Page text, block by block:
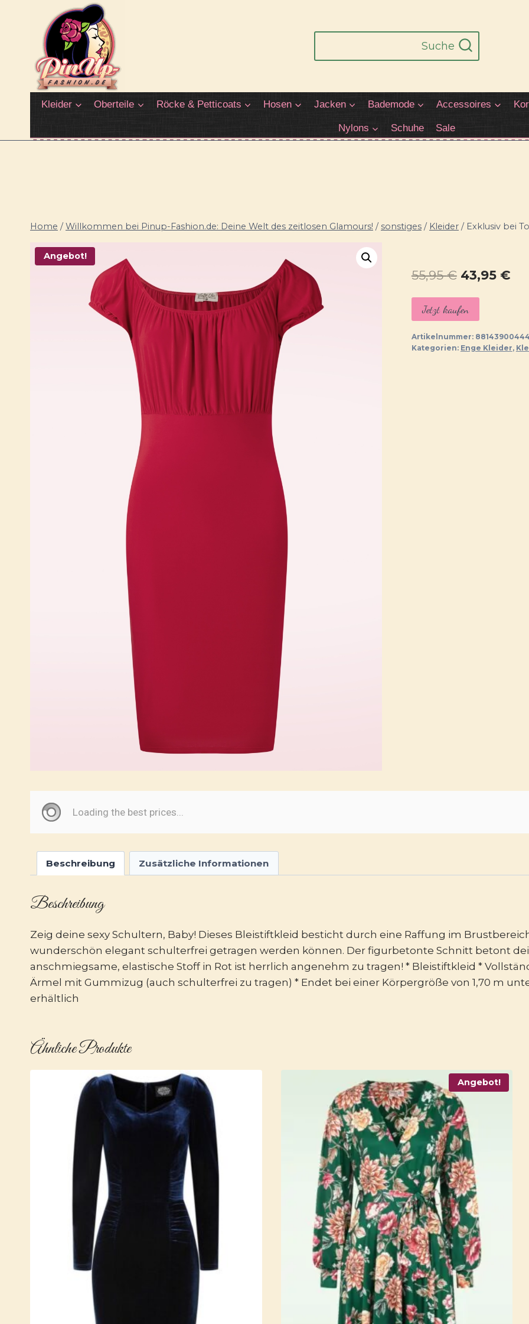
springen
Suche
Kleider Oberteile Röcke & Petticoats Hosen Jacken Bademode Accessoires
Nylons Schuhe Sale
Home / Willkommen bei Pinup-Fashion.de: Deine Welt des zeitlosen Glamours! / sonstiges / Kleider / Exklusiv bei
Angebot!
55,95€
Preis
war:
55,95 €
43,95 €
Jetzt kaufen
Artikelnummer:
Kategorien: Enge Kleider,
Beschreibung Zusätzliche Informationen
Beschreibung
Zeig deine sexy Schultern, Baby! Dieses Bleistiftkleid besticht durch eine Raffung im
wunderschön elegant schulterfrei getragen werden können. Der figurbetonte Schnitt betont
anschmiegsame, elastische Stoff in Rot ist herrlich angenehm zu tragen! * Bleistiftkleid *
Ärmel mit Gummizug (auch schulterfrei zu tragen) * Endet bei einer Körpergröße von 1,70 m
erhältlich
Ähnliche Produkte
Angebot!